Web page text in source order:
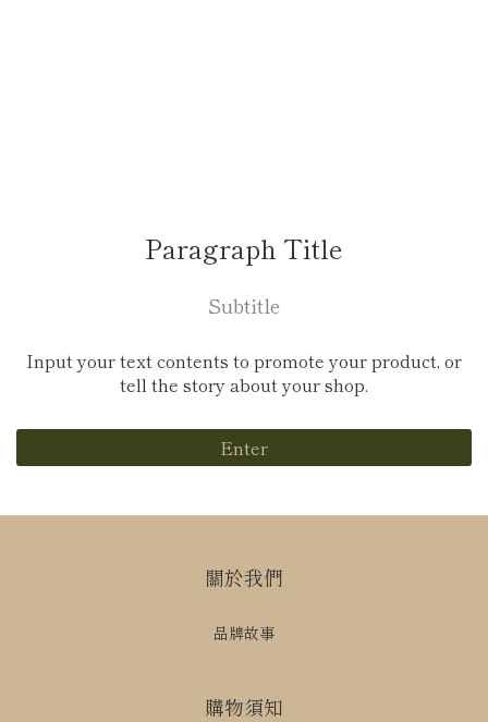
Paragraph Title
Subtitle
Input your text contents to promote your product, or
tell the story about your shop.
Enter
關於我們
品牌故事
購物須知